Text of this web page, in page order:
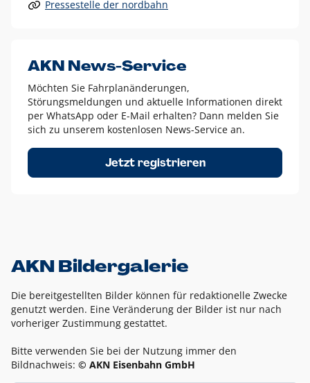
Alle anderen Logo-Varianten dürfen nur in Ausnahmefällen
Diese Ausnahmen sind zum Beispiel:
dem AKN Blau,
weißes Logo auf Fotohintergründen,
schwarzes Logo für reine Schwarz-Weiß-Umsetzungen
Um das Logo herum muss ein Schutzraum von jeweils einer
Höhe bzw. Breite des N aus AKN in alle Richtungen
Pressestelle der nordbahn
AKN News-Service
Möchten Sie Fahrplanänderungen,
Störungsmeldungen und aktuelle Informationen direkt
per WhatsApp oder E-Mail erhalten? Dann melden Sie
sich zu unserem kostenlosen News-Service an.
Jetzt registrieren
AKN Bildergalerie
Die bereitgestellten Bilder können für redaktionelle Zwecke
genutzt werden. Eine Veränderung der Bilder ist nur nach
vorheriger Zustimmung gestattet.
Bitte verwenden Sie bei der Nutzung immer den
Bildnachweis: © AKN Eisenbahn GmbH